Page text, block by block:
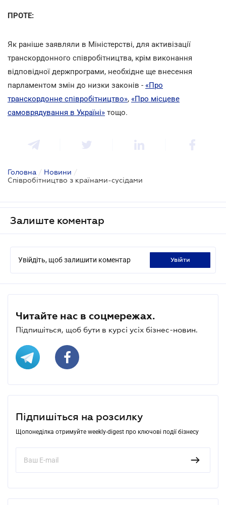
ПРОТЕ:
Як раніше заявляли в Міністерстві, для активізації
транскордонного співробітництва, крім виконання
відповідної держпрограми, необхідне ще внесення
парламентом змін до низки законів - «Про
транскордонне співробітництво», «Про місцеве
самоврядування в Україні» тощо.
Головна / Новини /
Співробітництво з країнами-сусідами
Залиште коментар
Увійдіть, щоб залишити коментар увійти
Читайте нас в соцмережах.
Підпишіться, щоб бути в курсі усіх бізнес-новин.
Підпишіться на розсилку
Щопонеділка отримуйте weekly-digest про ключові події бізнесу